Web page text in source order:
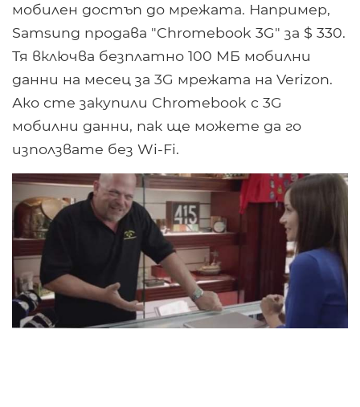
мобилен достъп до мрежата. Например,
Samsung продава "Chromebook 3G" за $ 330.
Тя включва безплатно 100 МБ мобилни
данни на месец за 3G мрежата на Verizon.
Ако сте закупили Chromebook с 3G
мобилни данни, пак ще можете да го
използвате без Wi-Fi.